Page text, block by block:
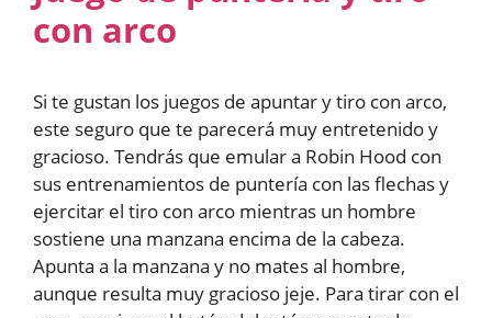
con arco
Si te gustan los juegos de apuntar y tiro con arco,
este seguro que te parecerá muy entretenido y
gracioso. Tendrás que emular a Robin Hood con
sus entrenamientos de puntería con las flechas y
ejercitar el tiro con arco mientras un hombre
sostiene una manzana encima de la cabeza.
Apunta a la manzana y no mates al hombre,
aunque resulta muy gracioso jeje. Para tirar con el